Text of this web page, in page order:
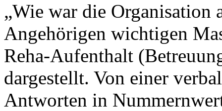
„Wie war die Organisation
Angehörigen wichtigen
Reha-Aufenthalt
dargestellt. Von einer
Antworten in